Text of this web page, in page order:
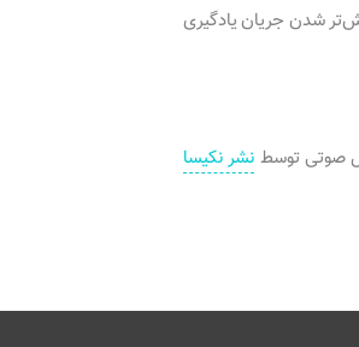
شدن جریان یادگیری
نشر نکیسا